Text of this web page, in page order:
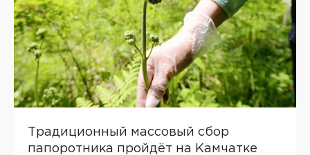
Традиционный массовый сбор
папоротника пройдёт на Камчатке